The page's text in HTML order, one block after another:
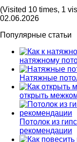
(Visited 10 times, 1
02.06.2026
Популярные статьи
натяжному
Натяжные
открыть
Потолок из
рекомендации